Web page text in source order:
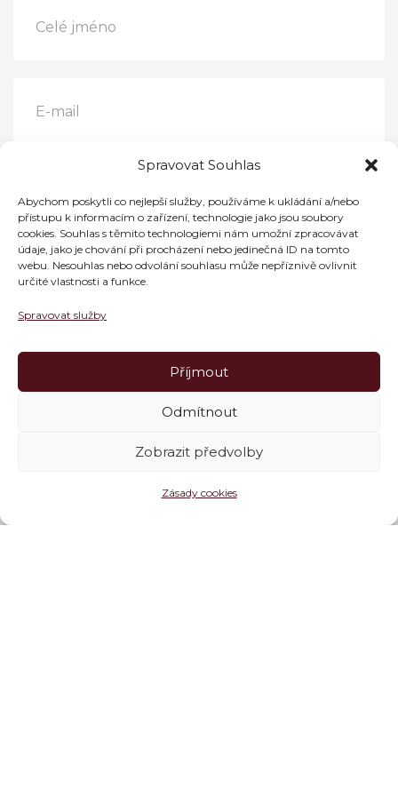
Spravovat Souhlas
Abychom poskytli co nejlepší služby, používáme k ukládání a/nebo
přístupu k informacím o zařízení, technologie jako jsou soubory
cookies. Souhlas s těmito technologiemi nám umožní zpracovávat
údaje, jako je chování při procházení nebo jedinečná ID na tomto
webu. Nesouhlas nebo odvolání souhlasu může nepříznivě ovlivnit
určité vlastnosti a funkce.
Spravovat služby
Příjmout
Odmítnout
Zobrazit předvolby
Zásady cookies